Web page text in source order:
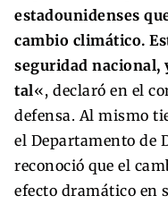
estadounidenses
cambio climático.
seguridad nacional,
tal«, declaró en el
defensa. Al mismo
el Departamento de
reconoció que el
efecto dramático en